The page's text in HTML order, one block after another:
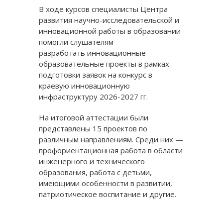
В ходе курсов специалисты Центра
развития научно-исследовательской и
инновационной работы в образовании
помогли слушателям
разработать инновационные
образовательные проекты в рамках
подготовки заявок на конкурс в
краевую инновационную
инфраструктуру 2026-2027 гг.
На итоговой аттестации были
представлены 15 проектов по
различным направлениям. Среди них —
профориентационная работа в области
инженерного и технического
образования, работа с детьми,
имеющими особенности в развитии,
патриотическое воспитание и другие.